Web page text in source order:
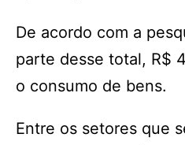
De acordo com a
parte desse total, R$
o consumo de bens.
Entre os setores que